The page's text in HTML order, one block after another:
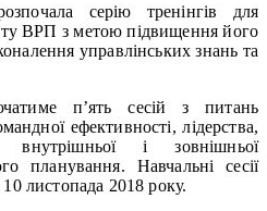
серію тренінгів для
ВРП з метою підвищення його
управлінських знань та
п’ять сесій з питань
ефективності, лідерства,
внутрішньої і зовнішньої
планування. Навчальні сесії
листопада 2018 року.